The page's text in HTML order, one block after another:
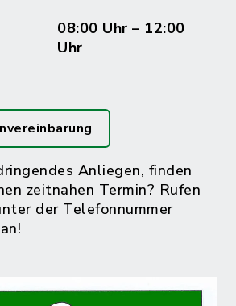
08:00 Uhr – 12:00
Uhr
Anliegen, finden
zeitnahen Termin? Rufen
der Telefonnummer